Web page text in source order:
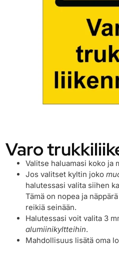
Varo
Valitse haluamasi koko ja
Jos valitset kyltin joko
halutessasi valita siihen
Tämä on nopea ja
reikiä seinään.
Halutessasi voit valita 3
alumiinikyltteihin.
Mahdollisuus lisätä oma